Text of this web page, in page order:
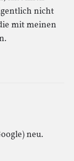
nicht
mit meinen
neu.